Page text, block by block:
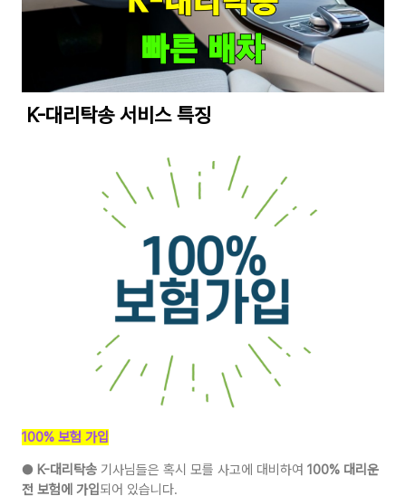
K-대리탁송 서비스 특징
100% 보험 가입
● K-대리탁송 기사님들은 혹시 모를 사고에 대비하여 100% 대리운
전 보험에 가입되어 있습니다.